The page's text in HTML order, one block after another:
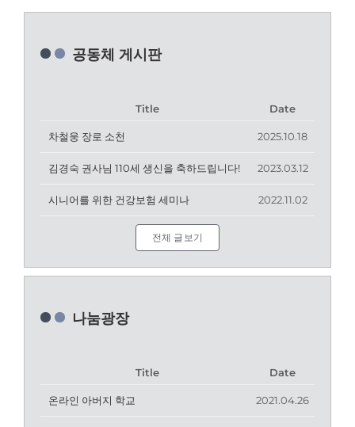
공동체 게시판
Title Date
차철웅 장로 소천 2025.10.18
김경숙 권사님 110세 생신을 축하드립니다! 2023.03.12
시니어를 위한 건강보험 세미나 2022.11.02
전체 글보기
나눔광장
Title Date
온라인 아버지 학교 2021.04.26